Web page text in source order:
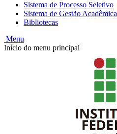
Sistema de Processo Seletivo
Sistema de Gestão Acadêmica
Bibliotecas
Menu
Início do menu principal